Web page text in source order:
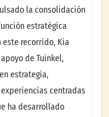
la consolidación
estratégica
este recorrido, Kia
de Tuinkel,
estrategia,
centradas
ha desarrollado